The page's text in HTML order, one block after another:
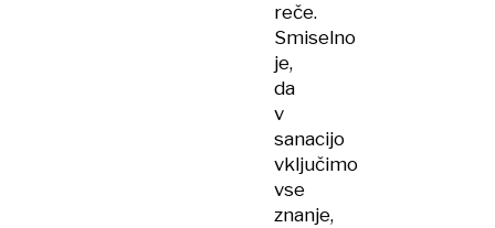
reče.
Smiselno
je,
da
v
sanacijo
vključimo
vse
znanje,